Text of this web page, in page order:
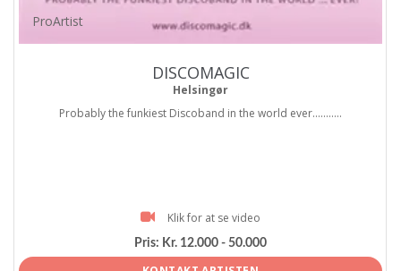
ProArtist
DISCOMAGIC
Helsingør
Probably the funkiest Discoband in the world ever...........
Klik for at se video
Pris: Kr. 12.000 - 50.000